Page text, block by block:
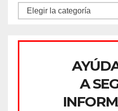
CATEGORÍAS
A